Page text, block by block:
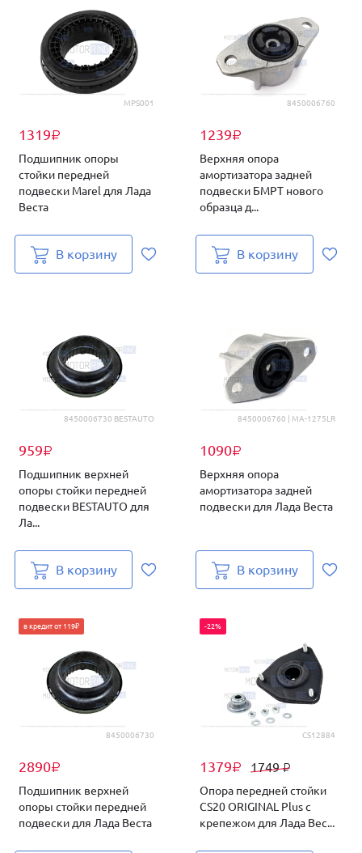
MPS001
1319₽
Подшипник опоры
стойки передней
подвески Marel для Лада
Веста
В корзину
8450006760
1239₽
Верхняя опора
амортизатора задней
подвески БМРТ нового
образца д...
В корзину
8450006730 BESTAUTO
959₽
Подшипник верхней
опоры стойки передней
подвески BESTAUTO для
Ла...
В корзину
8450006760 | MA-1275LR
1090₽
Верхняя опора
амортизатора задней
подвески для Лада Веста
В корзину
8450006730
2890₽
в кредит от 119₽
Подшипник верхней
опоры стойки передней
подвески для Лада Веста
CS12884
1379₽ 1749₽
-22%
Опора передней стойки
CS20 ORIGINAL Plus с
крепежом для Лада Вес...